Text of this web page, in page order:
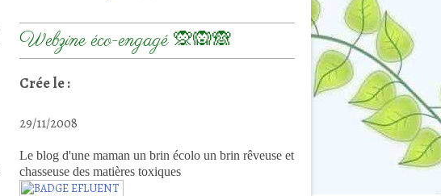
Webzine éco-engagé 🙊🙉🙈
Crée le :
29/11/2008
Le blog d'une maman un brin écolo un brin rêveuse et
chasseuse des matières toxiques